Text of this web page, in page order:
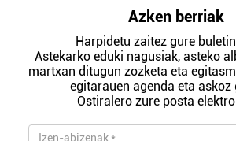
Azken berriak
Harpidetu zaitez gure
Astekarko eduki nagusiak, asteko
martxan ditugun zozketa eta
egitarauen agenda eta askoz
Ostiralero zure posta